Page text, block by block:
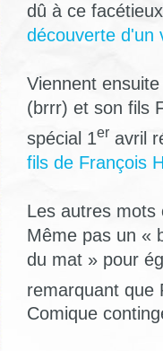
dû à ce
découverte d'un
Viennent
(brrr) et son fils
spécial 1er avril
fils de François
Les autres mots
Même pas un «
du mat » pour
remarquant que
Comique